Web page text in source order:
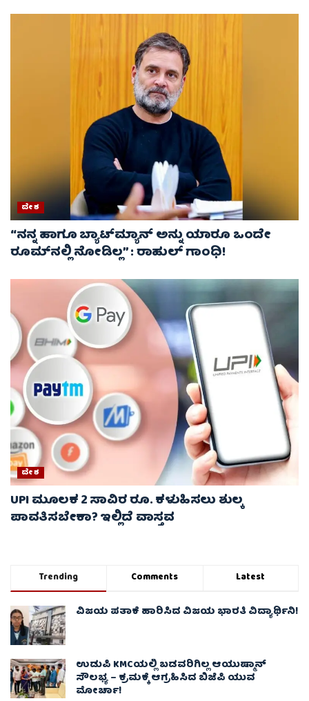
ದೇಶ
“ನನ್ನ ಹಾಗೂ ಬ್ಯಾಟ್‌ಮ್ಯಾನ್ ಅನ್ನು ಯಾರೂ ಒಂದೇ
ರೂಮ್‌ನಲ್ಲಿ ನೋಡಿಲ್ಲ” : ರಾಹುಲ್ ಗಾಂಧಿ!
ದೇಶ
UPI ಮೂಲಕ 2 ಸಾವಿರ ರೂ. ಕಳುಹಿಸಲು ಶುಲ್ಕ
ಪಾವತಿಸಬೇಕಾ? ಇಲ್ಲಿದೆ ವಾಸ್ತವ
Trending Comments Latest
ವಿಜಯ ಪತಾಕೆ ಹಾರಿಸಿದ ವಿಜಯ ಭಾರತಿ ವಿದ್ಯಾರ್ಥಿನಿ!
ಉಡುಪಿ KMCಯಲ್ಲಿ ಬಡವರಿಗಿಲ್ಲ ಆಯುಷ್ಮಾನ್
ಸೌಲಭ್ಯ – ಕ್ರಮಕ್ಕೆ ಆಗ್ರಹಿಸಿದ ಬಿಜೆಪಿ ಯುವ
ಮೋರ್ಚಾ!